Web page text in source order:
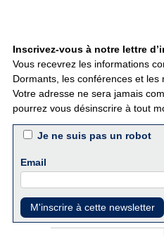
Inscrivez-vous à notre lettre
Vous recevrez les informations
Dormants, les conférences et les
Votre adresse ne sera jamais
pourrez vous désinscrire à tout
Je ne suis pas un robot
Email